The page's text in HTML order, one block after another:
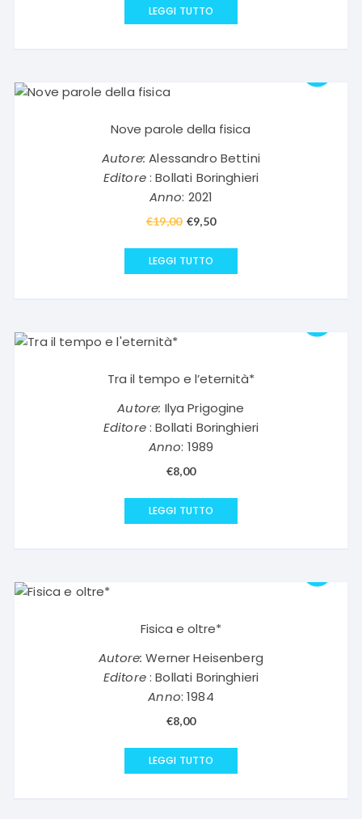
originale
LEGGI TUTTO
Nove parole della fisica
Autore: Alessandro Bettini
Editore: Bollati Boringhieri
Anno: 2021
€19,00 Il
originale
€9,50Il
LEGGI TUTTO
Tra il tempo e l’eternità*
Autore: Ilya Prigogine
Editore: Bollati Boringhieri
Anno: 1989
€8,00
LEGGI TUTTO
Fisica e oltre*
Autore: Werner Heisenberg
Editore: Bollati Boringhieri
Anno: 1984
€8,00
LEGGI TUTTO